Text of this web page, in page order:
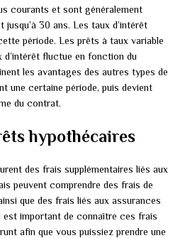
courants et sont généralement
30 ans. Les taux d’intérêt
période. Les prêts à taux variable
fluctue en fonction du
les avantages des autres types de
une certaine période, puis devient
du contrat.
hypothécaires
des frais supplémentaires liés aux
peuvent comprendre des frais de
que des frais liés aux assurances
est important de connaître ces frais
afin que vous puissiez prendre une